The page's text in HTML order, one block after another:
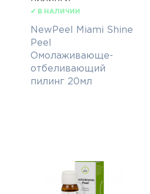
✔ В НАЛИЧИИ
NewPeel Miami Shine
Peel
Омолаживающе-
отбеливающий
пилинг 20мл